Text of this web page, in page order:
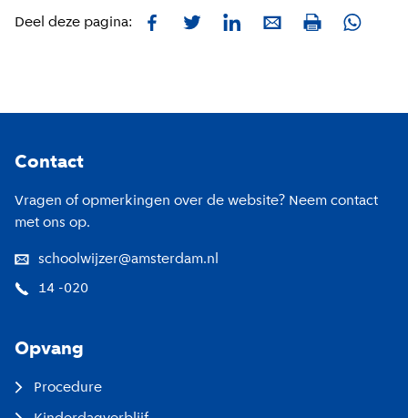
Deel deze pagina: FacebookTwitterLinkedInE-mailPrint
Contact
Vragen of opmerkingen over de website? Neem contact
met ons op.
schoolwijzer@amsterdam.nl
14 -020
Opvang
Procedure